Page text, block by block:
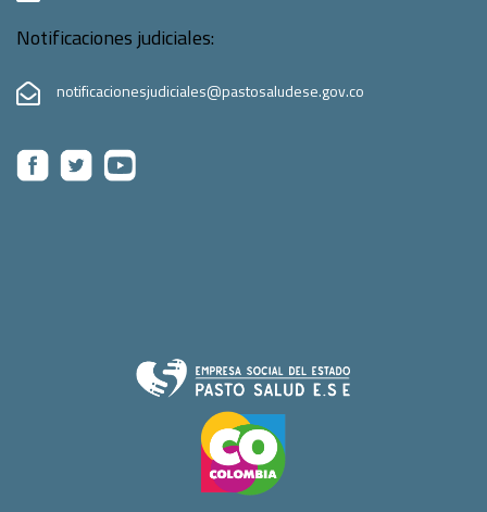
Notificaciones judiciales:
notificacionesjudiciales@pastosaludese.gov.co